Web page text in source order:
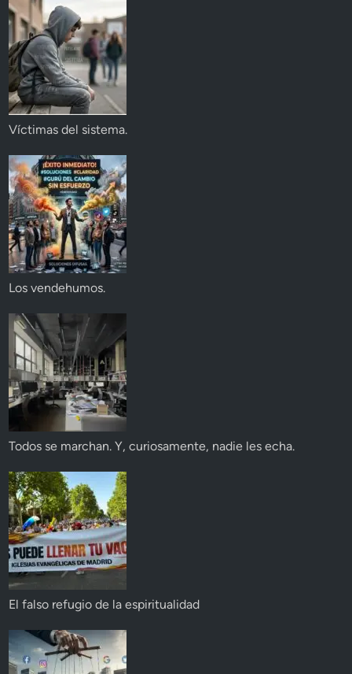
Víctimas del sistema.
Los vendehumos.
Todos se marchan. Y, curiosamente, nadie les echa.
El falso refugio de la espiritualidad